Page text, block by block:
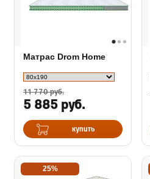
Матрас Drom Home
11 770 руб.
5 885 руб.
купить
25%